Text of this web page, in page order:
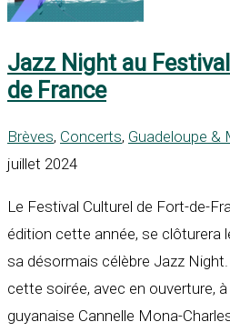
Jazz Night au
de France
Brèves, Concerts, Guadeloupe &
juillet 2024
Le Festival Culturel de Fort-de-
édition cette année, se clôturera
sa désormais célèbre Jazz
cette soirée, avec en ouverture,
guyanaise Cannelle Mona-